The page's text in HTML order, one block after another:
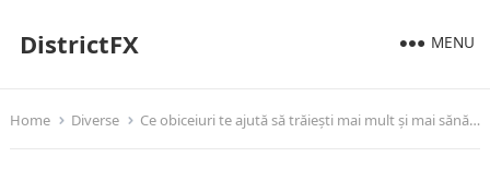
DistrictFX MENU
Home Diverse Ce obiceiuri te ajută să trăiești mai mult și mai sănătos?